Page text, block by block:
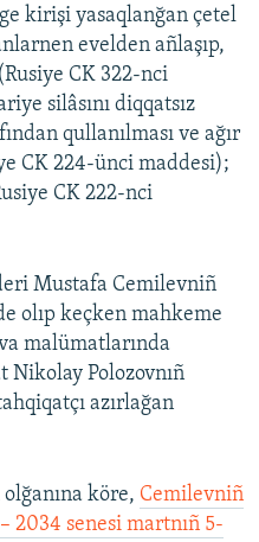
kirişi yasaqlanğan çetel
evelden añlaşıp,
CK 322-nci
silâsını diqqatsız
qullanılması ve ağır
CK 224-ünci maddesi);
CK 222-nci
Mustafa Cemilevniñ
olıp keçken mahkeme
malümatlarında
Nikolay Polozovnıñ
azırlağan
köre, Cemilevniñ
– 2034 senesi martnıñ 5-